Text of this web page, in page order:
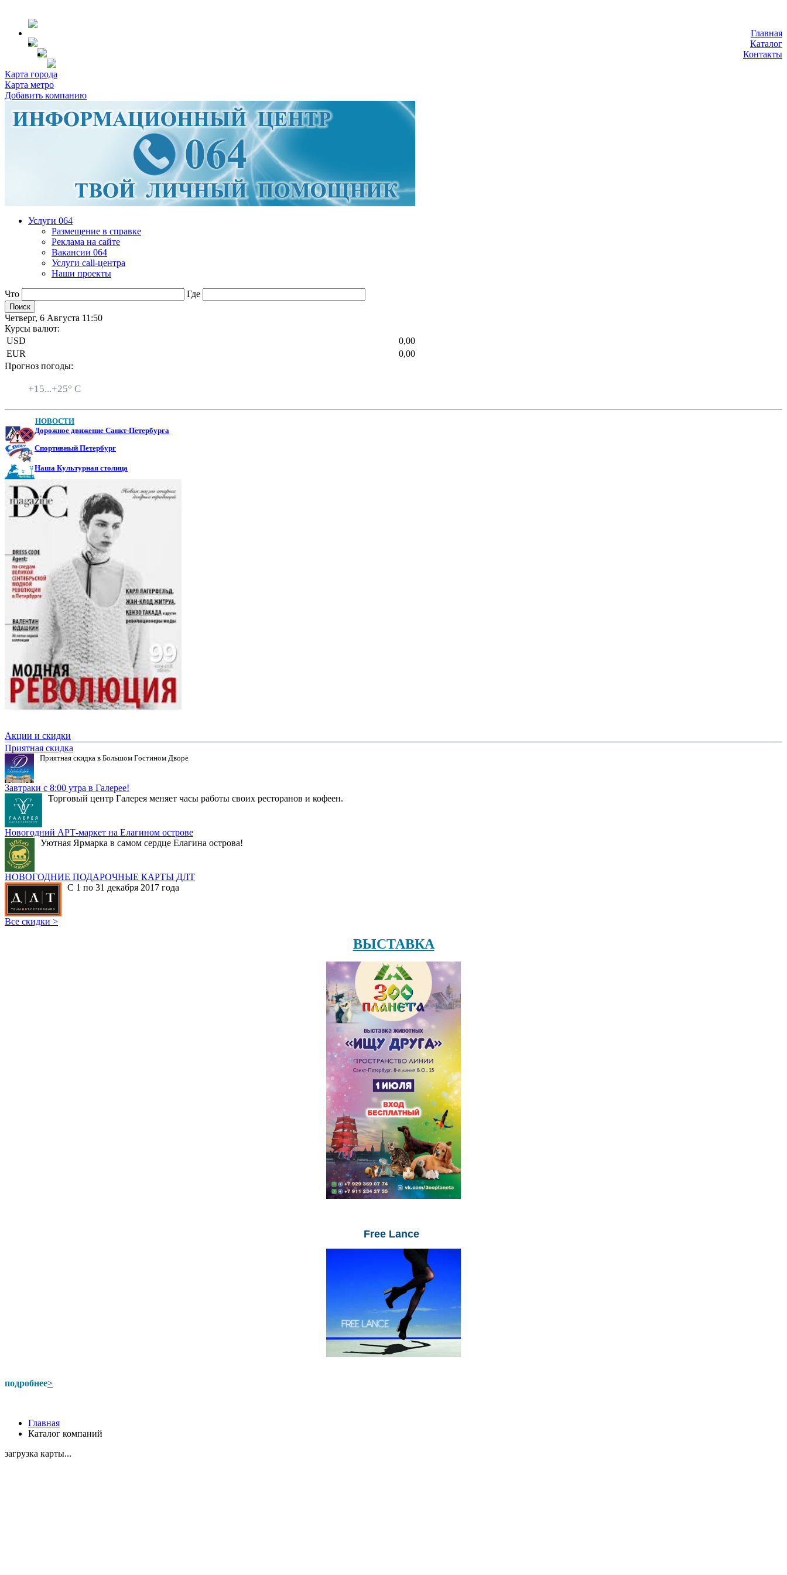
Главная
Каталог
Контакты
Карта города
Карта метро
Добавить компанию
Услуги 064
Размещение в справке
Реклама на сайте
Вакансии 064
Услуги call-центра
Наши проекты
Что Где
Четверг, 6 Августа 11:50
Курсы валют:
USD
0,00
EUR
0,00
Прогноз погоды:
+15...+25° C
НОВОСТИ
Дорожное движение Санкт-Петербурга
Спортивный Петербург
Наша Культурная столица
Акции и скидки
Приятная скидка
Приятная скидка в Большом Гостином Дворе
Завтраки с 8:00 утра в Галерее!
Торговый центр Галерея меняет часы работы своих ресторанов и кофеен.
Новогодний АРТ-маркет на Елагином острове
Уютная Ярмарка в самом сердце Елагина острова!
НОВОГОДНИЕ ПОДАРОЧНЫЕ КАРТЫ ДЛТ
С 1 по 31 декабря 2017 года
Все скидки >
ВЫСТАВКА
Free Lance
подробнее>
Главная
Каталог компаний
загрузка карты...